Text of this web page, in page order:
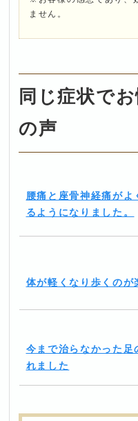
ません。
同じ症状で
の声
腰痛と座骨神経痛がよ
るようになりました。
体が軽くなり歩くのが
今まで治らなかった足
れました